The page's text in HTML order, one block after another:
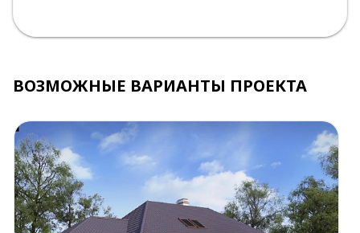
ВОЗМОЖНЫЕ ВАРИАНТЫ ПРОЕКТА